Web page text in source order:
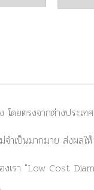
ดยตรงจากต่างประเท
จำเป็นมากมาย ส่งผลใ
เรา "Low Cost